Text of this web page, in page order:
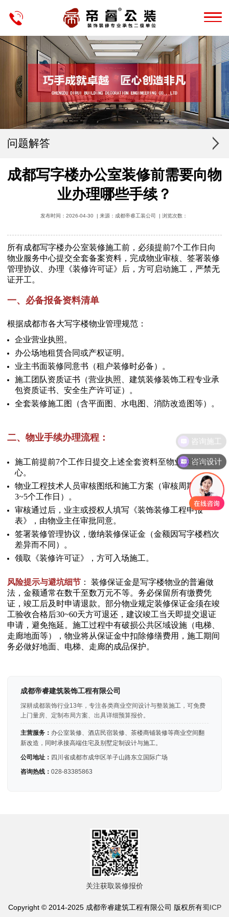
问题解答
成都写字楼办公室装修前需要向物
业办理哪些手续？
发布时间：2026-04-30 | 来源：成都帝睿工装公司 | 浏览次数：
所有成都写字楼办公室装修施工前，必须提前7个工作日向
物业服务中心提交全套备案资料，完成物业审核、签署装修
管理协议、办理《装修许可证》后，方可启动施工，严禁无
证开工。
一、必备报备资料清单
根据成都市各大写字楼物业管理规范：
企业营业执照。
办公场地租赁合同或产权证明。
业主书面装修同意书（租户装修时必备）。
施工团队资质证书（营业执照、建筑装修装饰工程专业承
包资质证书、安全生产许可证）。
全套装修施工图（含平面图、水电图、消防改造图等）。
二、物业手续办理流程：
施工前提前7个工作日提交上述全套资料至物业服务中
心。
物业工程技术人员审核图纸和施工方案（审核周期一般
3~5个工作日）。
审核通过后，业主或授权人填写《装饰装修工程申报
表》，由物业主任审批同意。
签署装修管理协议，缴纳装修保证金（金额因写字楼档次
差异而不同）。
领取《装修许可证》，方可入场施工。
风险提示与避坑细节 ： 装修保证金是写字楼物业的普遍做
法，金额通常在数千至数万元不等。务必保留所有缴费凭
证，竣工后及时申请退款。部分物业规定装修保证金须在竣
工验收合格后30~60天方可退还，建议竣工当天即提交退证
申请，避免拖延。施工过程中有破损公共区域设施（电梯、
走廊地面等），物业将从保证金中扣除修缮费用，施工期间
务必做好地面、电梯、走廊的成品保护。
成都帝睿建筑装饰工程有限公司
深耕成都装饰行业13年，专注各类商业空间设计与整装施工，可免费
上门量房、定制布局方案、出具详细预算报价。
主营服务： 办公室装修、酒店民宿装修、茶楼商铺装修等商业空间翻
新改造，同时承接高端住宅及别墅定制设计与施工。
公司地址： 四川省成都市成华区羊子山路东立国际广场
咨询热线： 028-83385863
关注获取装修报价
Copyright © 2014-2025 成都帝睿建筑工程有限公司 版权所有蜀ICP
咨询设计
咨询施工